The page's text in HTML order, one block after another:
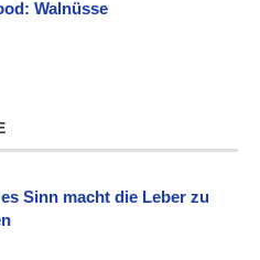
Walnüsse
Sinn macht die Leber zu